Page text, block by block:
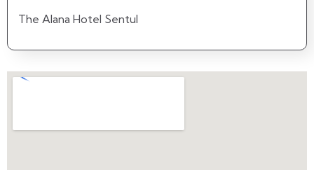
The Alana Hotel Sentul